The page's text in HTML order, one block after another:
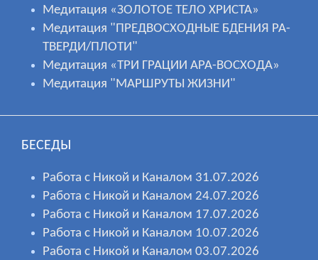
Медитация «ЗОЛОТОЕ ТЕЛО ХРИСТА»
Медитация "ПРЕДВОСХОДНЫЕ БДЕНИЯ РА-
ТВЕРДИ/ПЛОТИ"
Медитация «ТРИ ГРАЦИИ АРА-ВОСХОДА»
Медитация "МАРШРУТЫ ЖИЗНИ"
БЕСЕДЫ
Работа с Никой и Каналом 31.07.2026
Работа с Никой и Каналом 24.07.2026
Работа с Никой и Каналом 17.07.2026
Работа с Никой и Каналом 10.07.2026
Работа с Никой и Каналом 03.07.2026